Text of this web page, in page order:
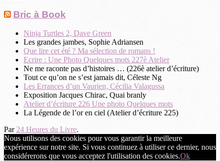
Bric à Book
Ninja Turtles 2, Dave Green
Les grandes jambes, Sophie Adriansen
Que lire cet été ? Ma sélection de romans !
Ecrire : Une Photo Quelques mots 227è Atelier
Ne me raconte pas d’histoires … (226è atelier d’écriture)
Tout ce qu’on ne s’est jamais dit, Céleste Ng
Les Errances d’un Vaurien, Cécilia Valagussa
Exposition Jacques Chirac, Quai branly
Atelier d’écriture 226 Une photo Quelques mots
La Légende de l’or en ciel (Atelier d’écriture 225)
Par 24 Heures du Livre.
Nous utilisons des cookies pour vous garantir la meilleure
expérience sur notre site. Si vous continuez à utiliser ce dernier, nous
considérerons que vous acceptez l'utilisation des cookies.Ok